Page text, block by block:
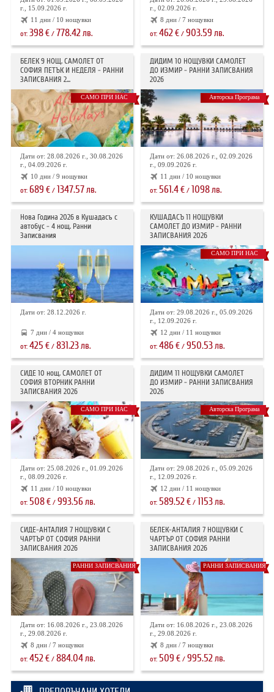
г., 15.09.2026 г.
11 дни / 10 нощувки
от: 398€/ 778.42лв.
г., 02.09.2026 г.
8 дни / 7 нощувки
от:462€ /903.59 лв.
БЕЛЕК 9 НОЩ. САМОЛЕТ ОТ
СОФИЯ ПЕТЪК И НЕДЕЛЯ - РАННИ
ЗАПИСВАНИЯ 2...
САМО ПРИ НАС
Дати от: 28.08.2026 г., 30.08.2026
г., 04.09.2026 г.
10 дни / 9 нощувки
от: 689 €/ 1347.57лв.
ДИДИМ 10 НОЩУВКИ САМОЛЕТ
ДО ИЗМИР - РАННИ ЗАПИСВАНИЯ
2026
Авторска Програма
Дати от: 26.08.2026 г., 02.09.2026
г., 09.09.2026 г.
11 дни / 10 нощувки
от:561.4€ / 1098лв.
Нова Година 2026 в Кушадасъ с
автобус - 4 нощ. Ранни
Записвания
Дати от: 28.12.2026 г.
7 дни / 4 нощувки
от: 425 €/ 831.23лв.
КУШАДАСЪ 11 НОЩУВКИ
САМОЛЕТ ДО ИЗМИР - РАННИ
ЗАПИСВАНИЯ 2026
САМО ПРИ НАС
Дати от: 29.08.2026 г., 05.09.2026
г., 12.09.2026 г.
12 дни / 11 нощувки
от:486€ /950.53лв.
СИДЕ 10 нощ. САМОЛЕТ ОТ
СОФИЯ ВТОРНИК РАННИ
ЗАПИСВАНИЯ 2026
САМО ПРИ НАС
Дати от: 25.08.2026 г., 01.09.2026
г., 08.09.2026 г.
11 дни / 10 нощувки
от: 508€/ 993.56лв.
ДИДИМ 11 НОЩУВКИ САМОЛЕТ
ДО ИЗМИР - РАННИ ЗАПИСВАНИЯ
2026
Авторска Програма
Дати от: 29.08.2026 г., 05.09.2026
г., 12.09.2026 г.
12 дни / 11 нощувки
от:589.52€ / 1153лв.
СИДЕ-АНТАЛИЯ 7 НОЩУВКИ С
ЧАРТЪР OT СОФИЯ РАННИ
ЗАПИСВАНИЯ 2026
РАННИ ЗАПИСВАНИЯ
Дати от: 16.08.2026 г., 23.08.2026
г., 29.08.2026 г.
8 дни / 7 нощувки
от: 452€/ 884.04лв.
БЕЛЕК-АНТАЛИЯ 7 НОЩУВКИ С
ЧАРТЪР ОТ СОФИЯ РАННИ
ЗАПИСВАНИЯ 2026
РАННИ ЗАПИСВАНИЯ
Дати от: 16.08.2026 г., 23.08.2026
г., 29.08.2026 г.
8 дни / 7 нощувки
от:509 € /995.52лв.